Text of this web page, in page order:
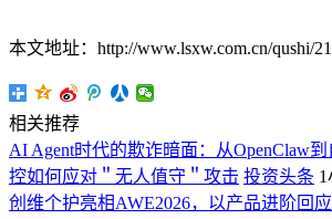
本文地址：http://www.lsxw.com.cn/qushi/
相关推荐
AI Agent时代的欺诈暗面：从OpenClaw
控如何应对＂无人值守＂攻击 投资头条
创维个护亮相AWE2026，以产品进阶回